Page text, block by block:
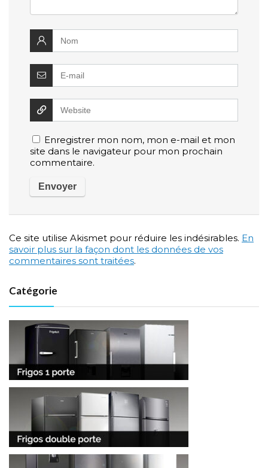
Enregistrer mon nom, mon e-mail et mon
site dans le navigateur pour mon prochain
commentaire.
Ce site utilise Akismet pour réduire les indésirables. En
savoir plus sur la façon dont les données de vos
commentaires sont traitées.
Catégorie